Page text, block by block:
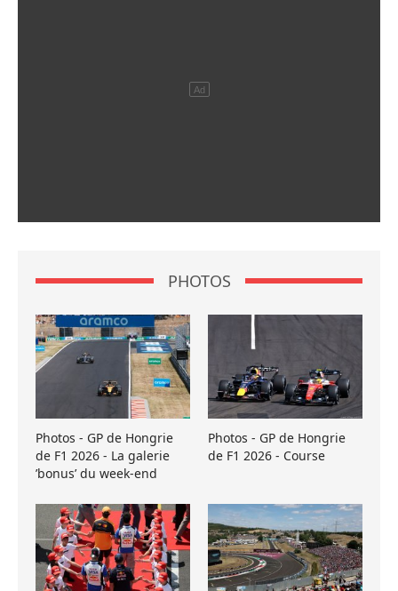
PHOTOS
Photos - GP de Hongrie
de F1 2026 - La galerie
’bonus’ du week-end
Photos - GP de Hongrie
de F1 2026 - Course